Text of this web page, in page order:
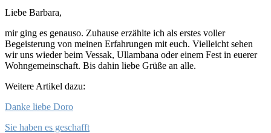
Liebe Barbara,
mir ging es genauso. Zuhause erzählte ich als erstes voller
Begeisterung von meinen Erfahrungen mit euch. Vielleicht sehen
wir uns wieder beim Vessak, Ullambana oder einem Fest in euerer
Wohngemeinschaft. Bis dahin liebe Grüße an alle.
Weitere Artikel dazu:
Danke liebe Doro
Sie haben es geschafft